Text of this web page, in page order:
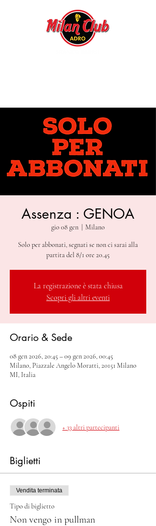
Assenza : GENOA
gio 08 gen Milano
Solo per abbonati, segnati se non ci sarai alla
partita del 8/1 ore 20.45
La registrazione è stata chiusa
Scopri gli altri eventi
Orario & Sede
08 gen 2026, 20:45 – 09 gen 2026, 00:45
Milano, Piazzale Angelo Moratti, 20151 Milano
MI, Italia
Ospiti
+ 33 altri partecipanti
Biglietti
Vendita terminata
Tipo di biglietto
Non vengo in pullman